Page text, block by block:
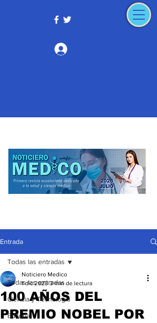
Entrada
Todas las entradas
Ciencia y Tecnología
Editorial
Todas las entradas
100 AÑOS DEL
PREMIO NOBEL POR
Noticiero Medico
1 dic 2023 3 min de lectura